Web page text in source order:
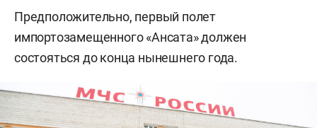
Предположительно, первый полет
импортозамещенного «Ансата» должен
состояться до конца нынешнего года.